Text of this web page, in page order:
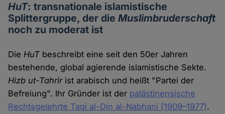
HuT: transnationale islamistische
Splittergruppe, der dieMuslimbruderschaft
noch zu moderat ist
DieHuT beschreibt eine seit den 50er Jahren
bestehende, global agierende islamistische Sekte.
Hizb ut-Tahrir ist arabisch und heißt "Partei der
Befreiung". Ihr Gründer ist der palästinensische
Rechtsgelehrte Taqi al-Din al-Nabhani (1909–1977).